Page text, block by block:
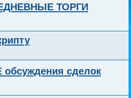
ТОРГИ
сделок